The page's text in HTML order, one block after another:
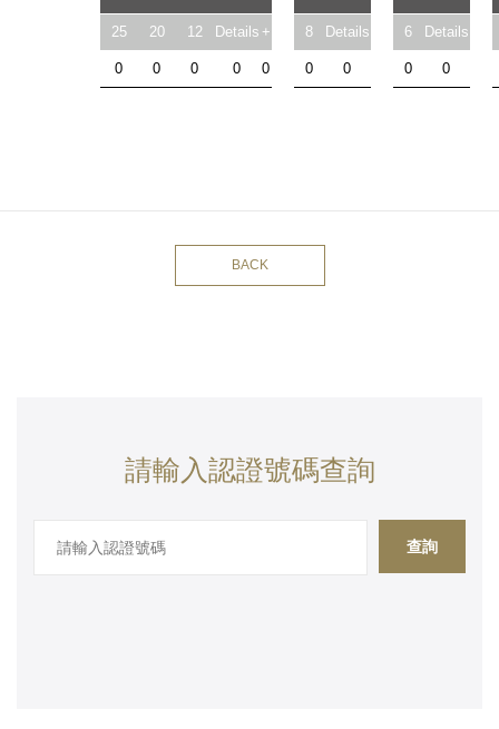
25 20 12 Details + 8 Details 6 Details
0 0 0 0 0 0 0 0 0
BACK
請輸入認證號碼查詢
查詢